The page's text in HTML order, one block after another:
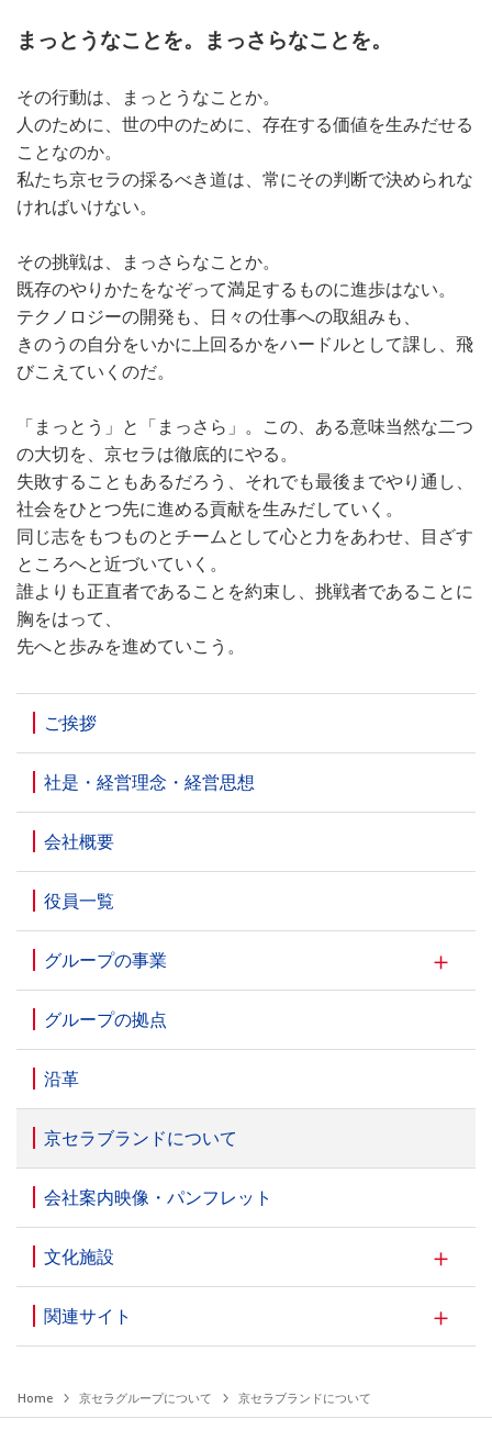
まっとうなことを。まっさらなことを。
その行動は、まっとうなことか。
人のために、世の中のために、存在する価値を生みだせる
ことなのか。
私たち京セラの採るべき道は、常にその判断で決められな
ければいけない。
その挑戦は、まっさらなことか。
既存のやりかたをなぞって満足するものに進歩はない。
テクノロジーの開発も、日々の仕事への取組みも、
きのうの自分をいかに上回るかをハードルとして課し、飛
びこえていくのだ。
「まっとう」と「まっさら」。この、ある意味当然な二つ
の大切を、京セラは徹底的にやる。
失敗することもあるだろう、それでも最後までやり通し、
社会をひとつ先に進める貢献を生みだしていく。
同じ志をもつものとチームとして心と力をあわせ、目ざす
ところへと近づいていく。
誰よりも正直者であることを約束し、挑戦者であることに
胸をはって、
先へと歩みを進めていこう。
ご挨拶
社是・経営理念・経営思想
会社概要
役員一覧
グループの事業
グループの拠点
沿革
京セラブランドについて
会社案内映像・パンフレット
文化施設
関連サイト
Home 京セラグループについて 京セラブランドについて